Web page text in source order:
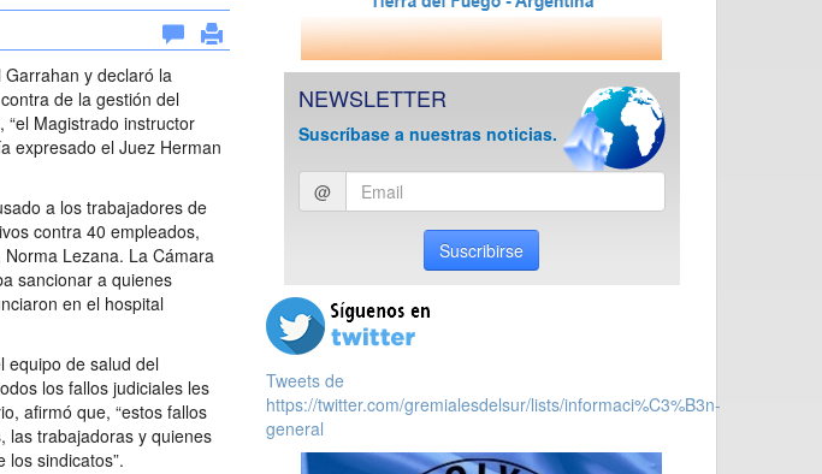
y declaró la
de la gestión del
Magistrado instructor
expresado el Juez Herman
a los trabajadores de
contra 40 empleados,
Lezana. La Cámara
sancionar a quienes
en el hospital
equipo de salud del
los fallos judiciales les
afirmó que, “estos fallos
las trabajadoras y quienes
sindicatos”.
NEWSLETTER
Suscríbase a nuestras noticias.
Ingresar
email
@
Suscribirse
Tweets de
https://twitter.com/gremialesdelsur/lists/informaci%C3%B3n-
general